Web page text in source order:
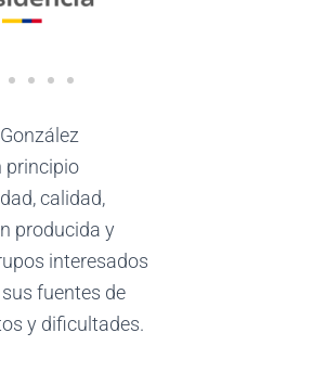
principio
calidad,
producida y
interesados
fuentes de
y dificultades.